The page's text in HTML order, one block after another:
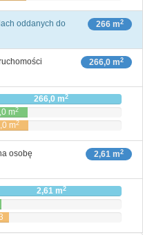
266 m2
oddanych do
266,0 m2
266,0 m2
m2
m2
2,61 m2
osobę
2,61 m2